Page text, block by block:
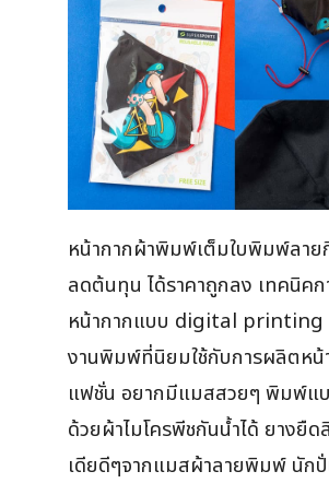
หน้ากากผ้าพิมพ์เต็มใบพิมพ์ลาย
ลดต้นทุน ได้ราคาถูกลง เทคนิค
หน้ากากแบบ digital printing
งานพิมพ์ที่นิยมใช้กับการผลิตหน้
แฟชั่น อยากมีแมสสวยๆ พิมพ์แ
ด้วยผ้าไมโครพีชกันน้ำได้ ยางยืด
เดียดีๆจากแมสผ้าลายพิมพ์ นัก